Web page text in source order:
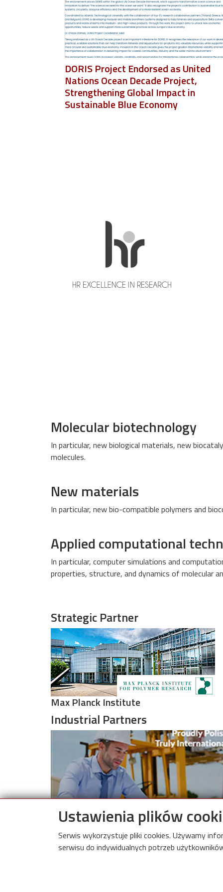
DORIS Project Endorsed as United
Nations Ocean Decade Project,
Strengthening Global Impact in
Sustainable Blue Economy
Molecular biotechnology
In particular, new biological materials, new
molecules.
New materials
In particular, new bio-compatible polymers and
Applied computational
In particular, computer simulations and
properties, structure, and dynamics of molecular
Strategic Partner
Max Planck Institute
Industrial Partners
SiA Pietrucha Sp. z o.o.
Ustawienia plików
Serwis wykorzystuje pliki cookies. Używamy
serwisu do indywidualnych potrzeb